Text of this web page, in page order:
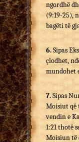
ngordhë
(9:19-25),
bagëti të
6.Sipas
çlodhet,
mundohet
7.Sipas
Moisiut që
vendin e
1:21 thotë
Moisiun të